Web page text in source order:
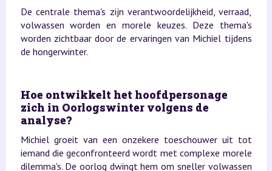
De centrale thema's zijn verantwoordelijkheid, verraad,
volwassen worden en morele keuzes. Deze thema's
worden zichtbaar door de ervaringen van Michiel tijdens
de hongerwinter.
Hoe ontwikkelt het hoofdpersonage
zich in Oorlogswinter volgens de
analyse?
Michiel groeit van een onzekere toeschouwer uit tot
iemand die geconfronteerd wordt met complexe morele
dilemma's. De oorlog dwingt hem om sneller volwassen